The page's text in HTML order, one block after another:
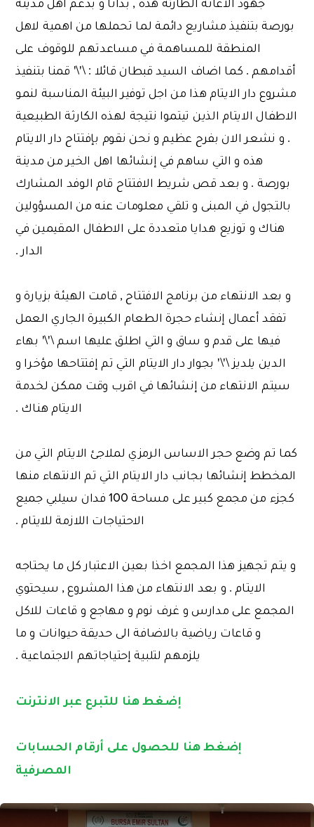
بورصة بتنفيذ مشاريع دائمة لما تحملها من اهمية لاهل
المنطقة للمساهمة في مساعدتهم للوقوف على
أقدامهم . كما اضاف السيد قبطان قائلا : \'\' قمنا بتنفيذ
مشروع دار الايتام هذا من اجل توفير البيئة المناسبة لنمو
الاطفال الايتام الذين تيتموا نتيجة لهذه الكارثة الطبيعية
. و نشعر الان بفرح عظيم و نحن نقوم بإفتتاح دار الايتام
هذه و التي ساهم في إنشائها اهل الخير من مدينة
بورصة . و بعد قص شريط الافتتاح قام الوفد المشارك
بالتجول في المبنى و تلقي معلومات عنه من المسؤولين
هناك و توزيع هدايا متعددة على الاطفال المقيمين في
الدار .
و بعد الانتهاء من برنامج الافتتاح , قامت الهيئة بزيارة و
تفقد أعمال إنشاء حجرة الطعام الكبيرة الجاري العمل
فيها على قدم و ساق و التي اطلق عليها اسم \'\' بهاء
الدين يلديز \'\' بجوار دار الايتام التي تم إفتتاحها مؤخرا و
سيتم الانتهاء من إنشائها في اقرب وقت ممكن لخدمة
الايتام هناك .
كما تم وضع حجر الاساس الرمزي لملاجئ الايتام التي من
المخطط إنشائها بجانب دار الايتام التي تم الانتهاء منها
كجزء من مجمع كبير على مساحة 100 فدان سيلبي جميع
الاحتياجات اللازمة للايتام .
و يتم تجهيز هذا المجمع اخذا بعين الاعتبار كل ما يحتاجه
الايتام . و بعد الانتهاء من هذا المشروع , سيحتوي
المجمع على مدارس و غرف نوم و مهاجع و قاعات للاكل
و قاعات رياضية بالاضافة الى حديقة حيوانات و ما
يلزمهم لتلبية إحتياجاتهم الاجتماعية .
إضغط هنا للتبرع عبر الانترنت
إضغط هنا للحصول على أرقام الحسابات
المصرفية